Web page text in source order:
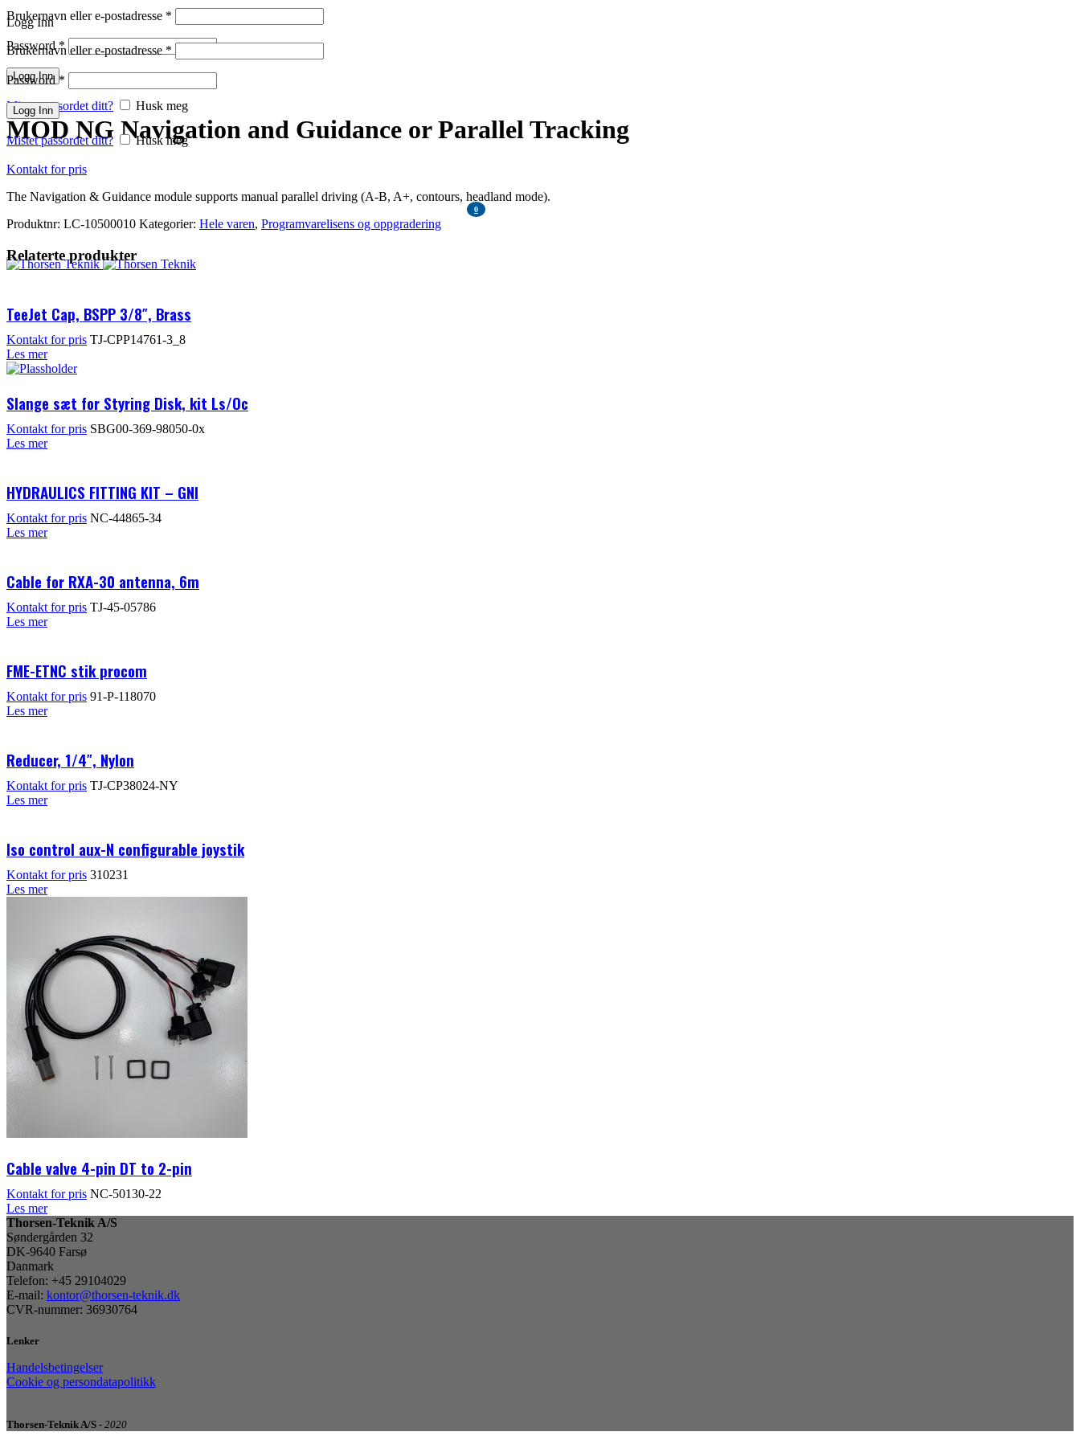
Brukernavn eller e-postadresse *
Password*
Logg Inn
Mistet passordet ditt? Husk meg
Logg Inn
Brukernavn eller e-postadresse *
Password*
Logg Inn
Mistet passordet ditt? Husk meg
0
Klikk for å forstørre
MOD NG Navigation and Guidance or Parallel Tracking
Kontakt for pris
The Navigation & Guidance module supports manual parallel driving (A-B, A+, contours, headland mode).
Produktnr: LC-10500010 Kategorier: Hele varen, Programvarelisens og oppgradering
Relaterte produkter
TeeJet Cap, BSPP 3/8″, Brass
Kontakt for pris TJ-CPP14761-3_8
Les mer
Slange sæt for Styring Disk, kit Ls/Oc
Kontakt for pris SBG00-369-98050-0x
Les mer
HYDRAULICS FITTING KIT – GNI
Kontakt for pris NC-44865-34
Les mer
Cable for RXA-30 antenna, 6m
Kontakt for pris TJ-45-05786
Les mer
FME-ETNC stik procom
Kontakt for pris 91-P-118070
Les mer
Reducer, 1/4″, Nylon
Kontakt for pris TJ-CP38024-NY
Les mer
Iso control aux-N configurable joystik
Kontakt for pris 310231
Les mer
Cable valve 4-pin DT to 2-pin
Kontakt for pris NC-50130-22
Les mer
Thorsen-Teknik A/S
Søndergården 32
DK-9640 Farsø
Danmark
Telefon: +45 29104029
E-mail: kontor@thorsen-teknik.dk
CVR-nummer: 36930764
Lenker
Handelsbetingelser
Cookie og persondatapolitikk
Thorsen-Teknik A/S - 2020